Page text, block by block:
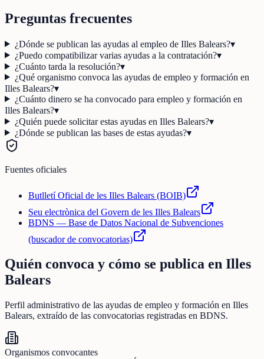
Preguntas frecuentes
¿Dónde se publican las ayudas al empleo de Illes Balears?▾
¿Puedo compatibilizar varias ayudas a la contratación?▾
¿Cuánto tarda la resolución?▾
¿Qué organismo convoca las ayudas de empleo y formación en
Illes Balears?▾
¿Cuánto dinero se ha convocado para empleo y formación en
Illes Balears?▾
¿Quién puede solicitar estas ayudas en Illes Balears?▾
¿Dónde se publican las bases de estas ayudas?▾
Fuentes oficiales
Butlletí Oficial de les Illes Balears (BOIB)
Seu electrònica del Govern de les Illes Balears
BDNS — Base de Datos Nacional de Subvenciones
(buscador de convocatorias)
Quién convoca y cómo se publica en Illes
Balears
Perfil administrativo de las ayudas de empleo y formación en Illes
Balears, extraído de las convocatorias registradas en BDNS.
Organismos convocantes